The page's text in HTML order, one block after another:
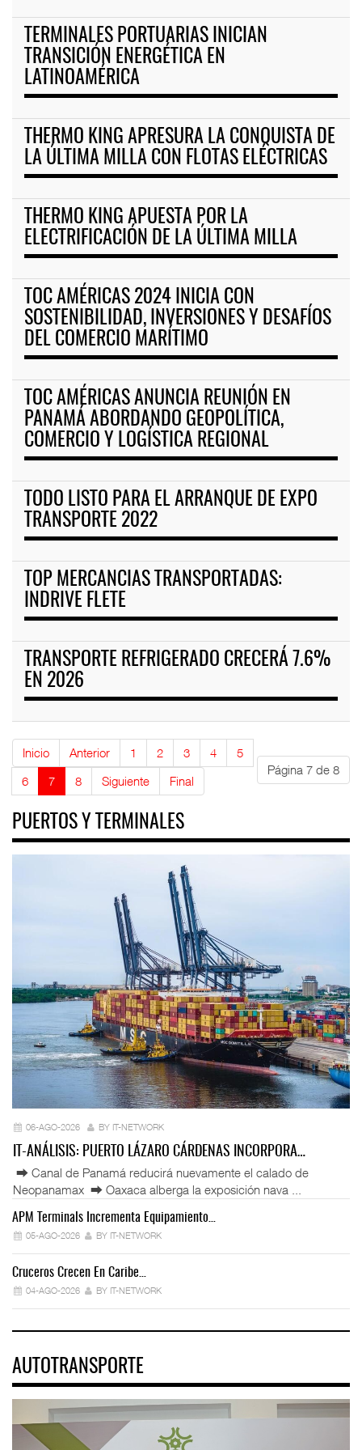
TERMINALES PORTUARIAS INICIAN
TRANSICIÓN ENERGÉTICA EN
LATINOAMÉRICA
THERMO KING APRESURA LA CONQUISTA DE
LA ÚLTIMA MILLA CON FLOTAS ELÉCTRICAS
THERMO KING APUESTA POR LA
ELECTRIFICACIÓN DE LA ÚLTIMA MILLA
TOC AMÉRICAS 2024 INICIA CON
SOSTENIBILIDAD, INVERSIONES Y DESAFÍOS
DEL COMERCIO MARÍTIMO
TOC AMÉRICAS ANUNCIA REUNIÓN EN
PANAMÁ ABORDANDO GEOPOLÍTICA,
COMERCIO Y LOGÍSTICA REGIONAL
TODO LISTO PARA EL ARRANQUE DE EXPO
TRANSPORTE 2022
TOP MERCANCIAS TRANSPORTADAS:
INDRIVE FLETE
TRANSPORTE REFRIGERADO CRECERÁ 7.6%
EN 2026
Página 7 de 8
Inicio Anterior 1 2 3 4
5
6
7 8 Siguiente Final
PUERTOS Y TERMINALES
06-AGO-2026 BY IT-NETWORK
IT-ANÁLISIS: PUERTO LÁZARO CÁRDENAS INCORPORA…
⮕ Canal de Panamá reducirá nuevamente el calado de
Neopanamax ⮕ Oaxaca alberga la exposición nava ...
APM Terminals Incrementa Equipamiento…
05-AGO-2026 BY IT-NETWORK
Cruceros Crecen En Caribe…
04-AGO-2026 BY IT-NETWORK
AUTOTRANSPORTE